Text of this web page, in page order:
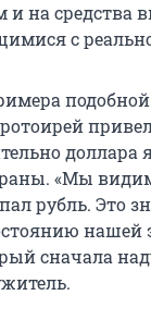
и на средства
с
доллара
«Мы
рубль. Это
сначала